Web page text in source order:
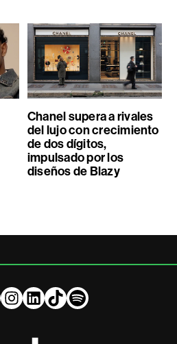
Chanel supera a rivales
del lujo con crecimiento
de dos dígitos,
impulsado por los
diseños de Blazy